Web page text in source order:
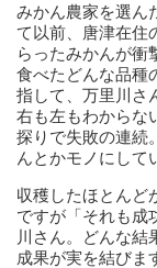
みかん農家を選ん
て以前、唐津在住
らったみかんが衝
食べたどんな品種
指して、万里川さ
右も左もわからな
探りで失敗の連続
んとかモノにして
収穫したほとんど
ですが「それも成
川さん。どんな結
成果が実を結びま